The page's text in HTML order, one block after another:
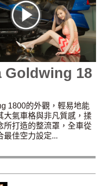
Goldwing 18
1800的外觀，輕易地能
大氣車格與非凡質感，揉
所打造的整流罩，全車從
最佳空力設定...